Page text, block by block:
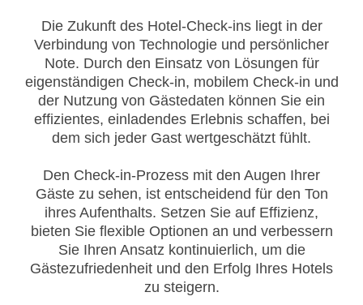
Die Zukunft des Hotel-Check-ins liegt in der
Verbindung von Technologie und persönlicher
Note. Durch den Einsatz von Lösungen für
eigenständigen Check-in, mobilem Check-in und
der Nutzung von Gästedaten können Sie ein
effizientes, einladendes Erlebnis schaffen, bei
dem sich jeder Gast wertgeschätzt fühlt.
Den Check-in-Prozess mit den Augen Ihrer
Gäste zu sehen, ist entscheidend für den Ton
ihres Aufenthalts. Setzen Sie auf Effizienz,
bieten Sie flexible Optionen an und verbessern
Sie Ihren Ansatz kontinuierlich, um die
Gästezufriedenheit und den Erfolg Ihres Hotels
zu steigern.